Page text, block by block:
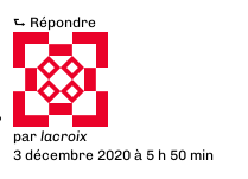
⮑ Répondre
parlacroix
3 décembre 2020 à 5 h 50 min